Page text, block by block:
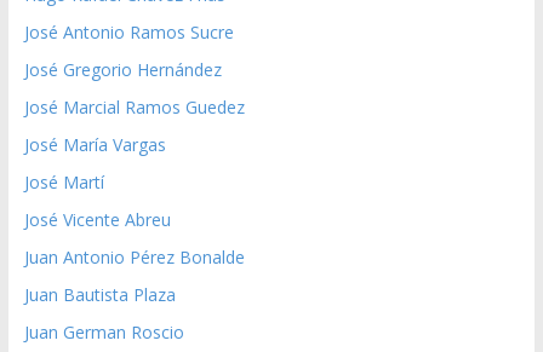
José Antonio Ramos Sucre
José Gregorio Hernández
José Marcial Ramos Guedez
José María Vargas
José Martí
José Vicente Abreu
Juan Antonio Pérez Bonalde
Juan Bautista Plaza
Juan German Roscio